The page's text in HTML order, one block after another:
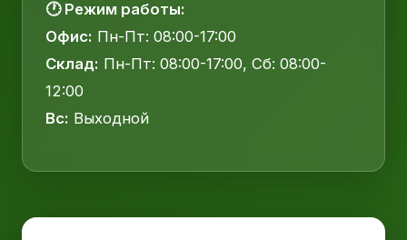
🕐 Режим работы:
Офис: Пн-Пт: 08:00-17:00
Склад: Пн-Пт: 08:00-17:00, Сб: 08:00-
12:00
Вс: Выходной